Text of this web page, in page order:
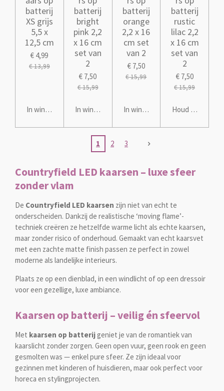
batterij
XS grijs
5,5 x
12,5 cm
€ 4,99
€ 13,99
In winkelwagen
batterij
bright
pink 2,2
x 16 cm
set van
2
€ 7,50
€ 15,99
In winkelwagen
batterij
orange
2,2 x 16
cm set
van 2
€ 7,50
€ 15,99
In winkelwagen
batterij
rustic
lilac 2,2
x 16 cm
set van
2
€ 7,50
€ 15,99
Houd mij op de
1 2 3
Countryfield LED kaarsen – luxe sfeer
zonder vlam
De Countryfield LED kaarsen zijn niet van echt te
onderscheiden. Dankzij de realistische ‘moving flame’-
techniek creëren ze hetzelfde warme licht als echte kaarsen,
maar zonder risico of onderhoud. Gemaakt van echt kaarsvet
met een zachte matte finish passen ze perfect in zowel
moderne als landelijke interieurs.
Plaats ze op een dienblad, in een windlicht of op een dressoir
voor een gezellige, luxe ambiance.
Kaarsen op batterij – veilig én sfeervol
Met kaarsen op batterijgeniet je van de romantiek van
kaarslicht zonder zorgen. Geen open vuur, geen rook en geen
gesmolten was — enkel pure sfeer. Ze zijn ideaal voor
gezinnen met kinderen of huisdieren, maar ook perfect voor
horeca en stylingprojecten.